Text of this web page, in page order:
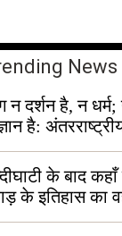
News
न दर्शन है, न
है:
के बाद
के इतिहास का
में जीवित